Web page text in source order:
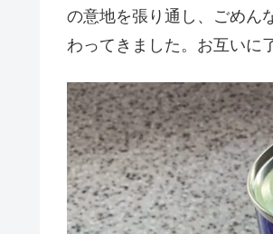
の意地を張り通し、ごめん
わってきました。お互いに